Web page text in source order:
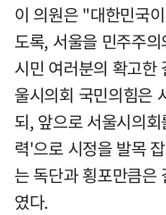
이 의원은 "대한민국
도록, 서울을 민주주
시민 여러분의 확고
울시의회 국민의힘은
되, 앞으로 서울시의
력'으로 시정을 발목
는 독단과 횡포만큼
였다.